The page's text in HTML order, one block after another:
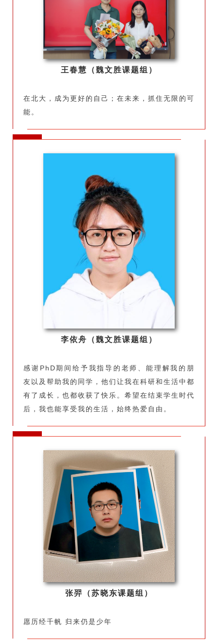
王春慧（魏文胜课题组）
在北大，成为更好的自己；在未来，抓住无限的可
能。
李依舟（魏文胜课题组）
感谢PhD期间给予我指导的老师、能理解我的朋
友以及帮助我的同学，他们让我在科研和生活中都
有了成长，也都收获了快乐。希望在结束学生时代
后，我也能享受我的生活，始终热爱自由。
张羿（苏晓东课题组）
愿历经千帆 归来仍是少年